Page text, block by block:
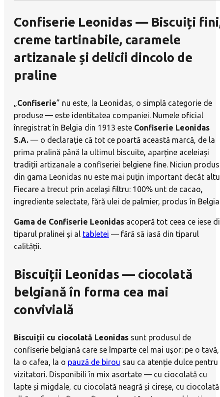
Confiserie Leonidas — Biscuiți
creme tartinabile, caramele
artizanale și delicii dincolo de
praline
„Confiserie” nu este, la Leonidas, o simplă categorie de
produse — este identitatea companiei. Numele oficial
înregistrat în Belgia din 1913 este Confiserie Leonidas
S.A. — o declarație că tot ce poartă această marcă, de la
prima pralină până la ultimul biscuite, aparține aceleiași
tradiții artizanale a confiseriei belgiene fine. Niciun produs
din gama Leonidas nu este mai puțin important decât
Fiecare a trecut prin același filtru: 100% unt de cacao,
ingrediente selectate, fără ulei de palmier, produs în
Gama de Confiserie Leonidas acoperă tot ceea ce iese
tiparul pralinei și al tabletei — fără să iasă din tiparul
calității.
Biscuiții Leonidas — ciocolată
belgiană în forma cea mai
convivială
Biscuiții cu ciocolată Leonidas sunt produsul de
confiserie belgiană care se împarte cel mai ușor: pe o tavă,
la o cafea, la o pauză de birou sau ca atenție dulce pentru
vizitatori. Disponibili în mix asortate — cu ciocolată cu
lapte și migdale, cu ciocolată neagră și cireșe, cu ciocolată